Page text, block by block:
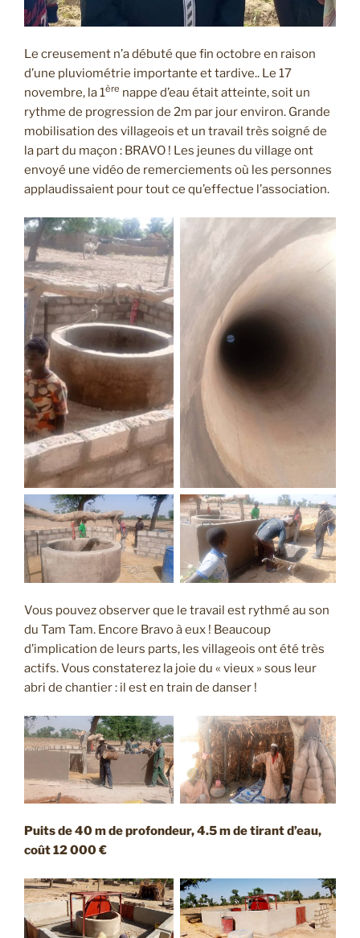
Le creusement n’a débuté que fin octobre en raison
d’une pluviométrie importante et tardive.. Le 17
novembre, la 1ère nappe d’eau était atteinte, soit un
rythme de progression de 2m par jour environ. Grande
mobilisation des villageois et un travail très soigné de
la part du maçon : BRAVO ! Les jeunes du village ont
envoyé une vidéo de remerciements où les personnes
applaudissaient pour tout ce qu’effectue l’association.
Vous pouvez observer que le travail est rythmé au son
du Tam Tam. Encore Bravo à eux ! Beaucoup
d’implication de leurs parts, les villageois ont été très
actifs. Vous constaterez la joie du « vieux » sous leur
abri de chantier : il est en train de danser !
Puits de 40 m de profondeur, 4.5 m de tirant d’eau,
coût 12 000 €